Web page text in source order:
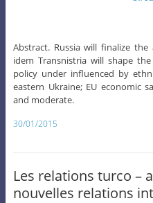
Abstract. Russia will finalize
idem Transnistria will shape
policy under influenced by
eastern Ukraine; EU economic
and moderate.
30/01/2015
Les relations turco –
nouvelles relations